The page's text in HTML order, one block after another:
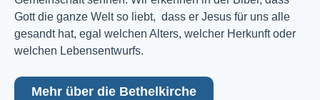
Gott die ganze Welt so liebt, dass er Jesus für uns alle
gesandt hat, egal welchen Alters, welcher Herkunft oder
welchen Lebensentwurfs.
Mehr über die Bethelkirche